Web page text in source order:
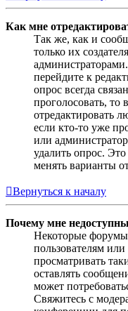
Как мне
Так же, как и
только их
перейдите к
опрос всегда
проголосовать, то
отредактировать
если кто-то уже
или
удалить опрос.
менять варианты
Вернуться к началу
Почему мне
Некоторые
пользователям
просматривать
оставлять
может
Свяжитесь с